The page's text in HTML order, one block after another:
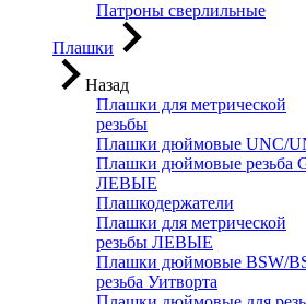
Патроны сверлильные
Плашки
Назад
Плашки для метрической
резьбы
Плашки дюймовые UNC/
Плашки дюймовые резьба
ЛЕВЫЕ
Плашкодержатели
Плашки для метрической
резьбы ЛЕВЫЕ
Плашки дюймовые BSW/
резьба Уитворта